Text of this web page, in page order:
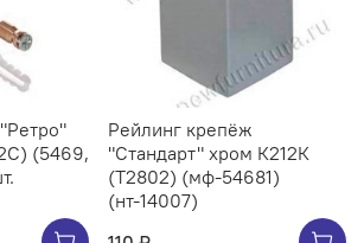
Рейлинг крепёж
"Стандарт" хром К212К
(Т2802) (мф-54681)
(нт-14007)